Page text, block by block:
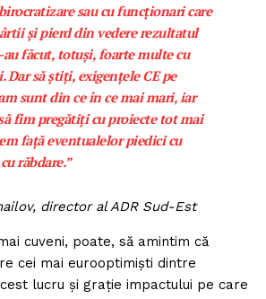
sau cu funcționari care
și pierd din vedere rezultatul
făcut, totuși, foarte multe cu
Dar să știți, exigențele CE pe
sunt din ce în ce mai mari, iar
fim pregătiți cu proiecte tot mai
față eventualelor piedici cu
răbdare.”
director al ADR Sud-Est
cuveni, poate, să amintim că
cei mai eurooptimiști dintre
lucru și grație impactului pe care